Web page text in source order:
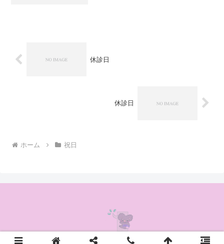
休診日
休診日
ホーム 祝日
© 2020 かんの耳鼻咽喉科クリニック.